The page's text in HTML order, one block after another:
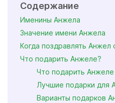
Содержание
Именины Анжела
Значение имени Анжела
Когда поздравлять Анжел
Что подарить Анжеле?
Что подарить
Лучшие подарки для
Варианты подарков